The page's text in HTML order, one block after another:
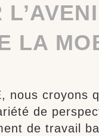
LA
nous croyons
de
de travail